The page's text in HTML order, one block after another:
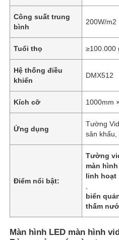
Về Chúng Tôi
Công suất trung
bình
200W/m2
Tuổi thọ ≥100.000
Hệ thống điều
khiển
DMX512
Kích cỡ 1000mm
Ứng dụng
Tường
sân khấu,
Điểm nổi bật:
Tường
màn
linh hoạt
biển
thấm
Màn hình LED màn hình